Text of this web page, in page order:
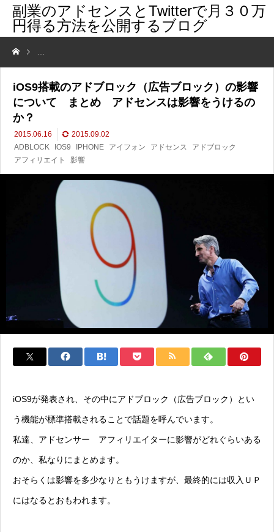
副業のアドセンスとTwitterで月３０万
円得る方法を公開するブログ
iOS9搭載のアドブロック（広告ブロック）の影響について まとめ
iOS9搭載のアドブロック（広告ブロック）の影響
について まとめ アドセンスは影響をうけるの
か？
2015.06.16
2015.09.02
ADBLOCK
IOS9 IPHONE アイフォン アドセンス
アドブロック
アフィリエイト
影響
iOS9が発表され、その中にアドブロック（広告ブロック）とい
う機能が標準搭載されることで話題を呼んでいます。
私達、アドセンサー アフィリエイターに影響がどれぐらいある
のか、私なりにまとめます。
おそらくは影響を多少なりともうけますが、最終的には収入ＵＰ
にはなるとおもわれます。